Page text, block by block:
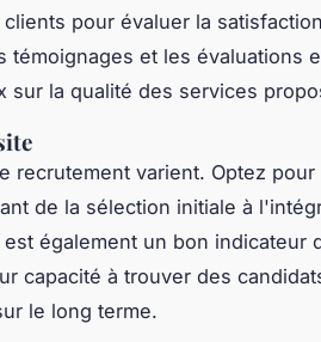
pour évaluer la satisfaction
témoignages et les évaluations
la qualité des services
recrutement varient. Optez pour
de la sélection initiale à
est également un bon indicateur
capacité à trouver des
le long terme.